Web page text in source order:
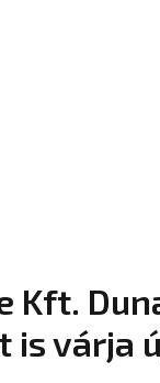
Kft.
is várja